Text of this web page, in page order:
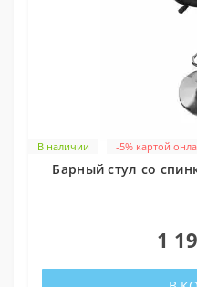
В наличии -5% картой
Барный стул со
1